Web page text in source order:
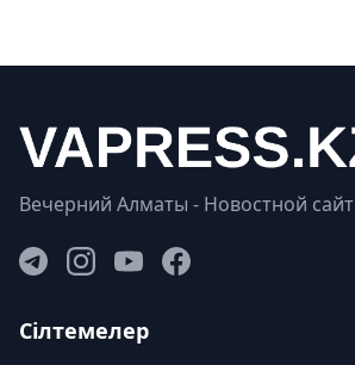
Вечерний Алматы - Новостной сайт
Сілтемелер